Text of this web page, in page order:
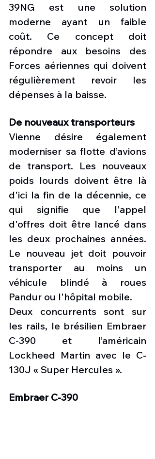
39NG est une solution
moderne ayant un faible
coût. Ce concept doit
répondre aux besoins des
Forces aériennes qui doivent
régulièrement revoir les
dépenses à la baisse.
De nouveaux transporteurs
Vienne désire également
moderniser sa flotte d’avions
de transport. Les nouveaux
poids lourds doivent être là
d'ici la fin de la décennie, ce
qui signifie que l'appel
d'offres doit être lancé dans
les deux prochaines années.
Le nouveau jet doit pouvoir
transporter au moins un
véhicule blindé à roues
Pandur ou l'hôpital mobile.
Deux concurrents sont sur
les rails, le brésilien Embraer
C-390 et l’américain
Lockheed Martin avec le C-
130J « Super Hercules ».
Embraer C-390